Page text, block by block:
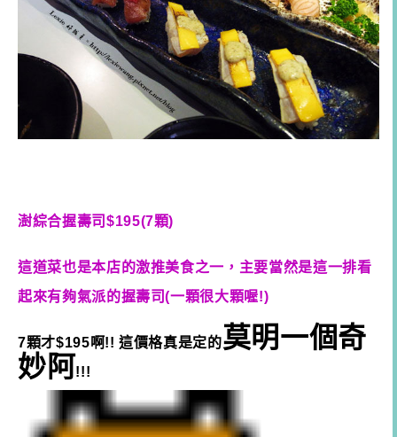
澍綜合握壽司$195(7顆)
這道菜也是本店的激推美食之一，主要當然是這一排看
起來有夠氣派的握壽司(一顆很大顆喔!)
7顆才$195啊!! 這價格真是定的莫明一個奇
妙阿!!!